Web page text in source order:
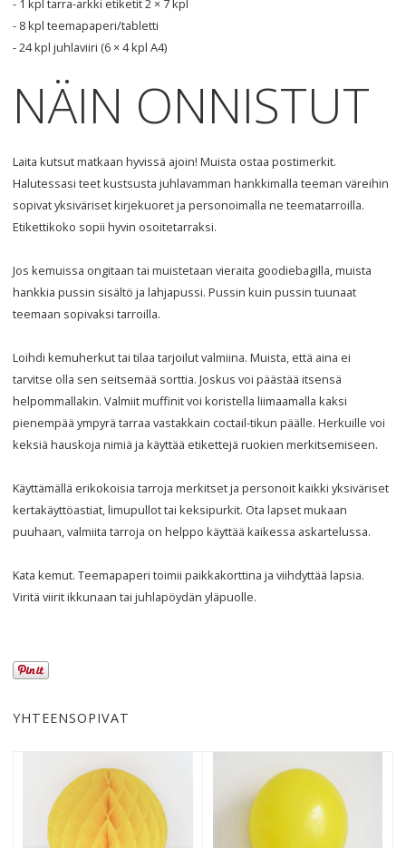
- 1 kpl tarra-arkki etiketit 2 × 7 kpl
- 8 kpl teemapaperi/tabletti
- 24 kpl juhlaviiri (6 × 4 kpl A4)
NÄIN ONNISTUT
Laita kutsut matkaan hyvissä ajoin! Muista ostaa postimerkit.
Halutessasi teet kustsusta juhlavamman hankkimalla teeman väreihin
sopivat yksiväriset kirjekuoret ja personoimalla ne teematarroilla.
Etikettikoko sopii hyvin osoitetarraksi.
Jos kemuissa ongitaan tai muistetaan vieraita goodiebagilla, muista
hankkia pussin sisältö ja lahjapussi. Pussin kuin pussin tuunaat
teemaan sopivaksi tarroilla.
Loihdi kemuherkut tai tilaa tarjoilut valmiina. Muista, että aina ei
tarvitse olla sen seitsemää sorttia. Joskus voi päästää itsensä
helpommallakin. Valmiit muffinit voi koristella liimaamalla kaksi
pienempää ympyrä tarraa vastakkain coctail-tikun päälle. Herkuille voi
keksiä hauskoja nimiä ja käyttää etikettejä ruokien merkitsemiseen.
Käyttämällä erikokoisia tarroja merkitset ja personoit kaikki yksiväriset
kertakäyttöastiat, limupullot tai keksipurkit. Ota lapset mukaan
puuhaan, valmiita tarroja on helppo käyttää kaikessa askartelussa.
Kata kemut. Teemapaperi toimii paikkakorttina ja viihdyttää lapsia.
Viritä viirit ikkunaan tai juhlapöydän yläpuolle.
YHTEENSOPIVAT